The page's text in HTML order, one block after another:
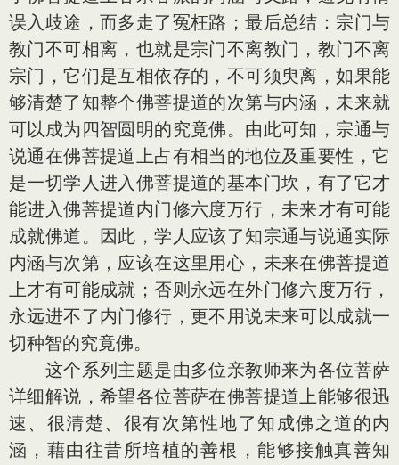
误入歧途，而多走了冤枉路；最后总结：宗门与
教门不可相离，也就是宗门不离教门，教门不离
宗门，它们是互相依存的，不可须臾离，如果能
够清楚了知整个佛菩提道的次第与内涵，未来就
可以成为四智圆明的究竟佛。由此可知，宗通与
说通在佛菩提道上占有相当的地位及重要性，它
是一切学人进入佛菩提道的基本门坎，有了它才
能进入佛菩提道内门修六度万行，未来才有可能
成就佛道。因此，学人应该了知宗通与说通实际
内涵与次第，应该在这里用心，未来在佛菩提道
上才有可能成就；否则永远在外门修六度万行，
永远进不了内门修行，更不用说未来可以成就一
切种智的究竟佛。
这个系列主题是由多位亲教师来为各位菩萨
详细解说，希望各位菩萨在佛菩提道上能够很迅
速、很清楚、很有次第性地了知成佛之道的内
涵，藉由往昔所培植的善根，能够接触真善知